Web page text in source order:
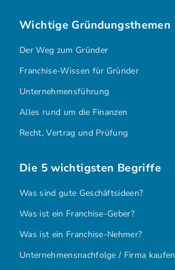
Wichtige Gründungsthemen
Der Weg zum Gründer
Franchise-Wissen für Gründer
Unternehmensführung
Alles rund um die Finanzen
Recht, Vertrag und Prüfung
Die 5 wichtigsten Begriffe
Was sind gute Geschäftsideen?
Was ist ein Franchise-Geber?
Was ist ein Franchise-Nehmer?
Unternehmensnachfolge / Firma kaufen